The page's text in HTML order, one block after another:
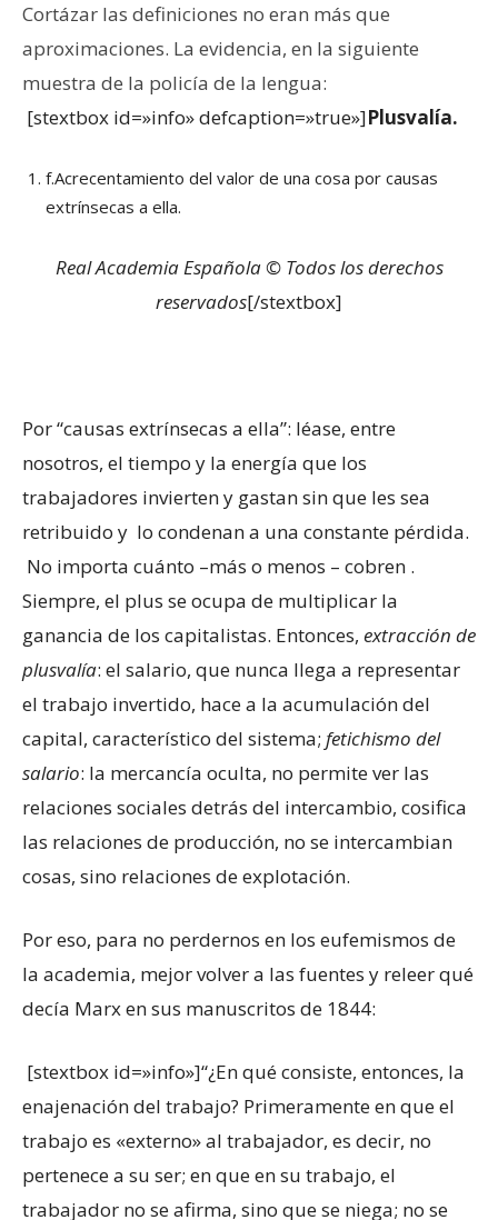
Cortázar las definiciones no eran más que
aproximaciones. La evidencia, en la siguiente
muestra de la policía de la lengua:
[stextbox id=»info» defcaption=»true»]Plusvalía.
f.Acrecentamiento del valor de una cosa por causas
extrínsecas a ella.
Real Academia Española © Todos los derechos
reservados[/stextbox]
Por “causas extrínsecas a ella”: léase, entre
nosotros, el tiempo y la energía que los
trabajadores invierten y gastan sin que les sea
retribuido y lo condenan a una constante pérdida.
No importa cuánto –más o menos – cobren .
Siempre, el plus se ocupa de multiplicar la
ganancia de los capitalistas. Entonces, extracción de
plusvalía: el salario, que nunca llega a representar
el trabajo invertido, hace a la acumulación del
capital, característico del sistema; fetichismo del
salario: la mercancía oculta, no permite ver las
relaciones sociales detrás del intercambio, cosifica
las relaciones de producción, no se intercambian
cosas, sino relaciones de explotación.
Por eso, para no perdernos en los eufemismos de
la academia, mejor volver a las fuentes y releer qué
decía Marx en sus manuscritos de 1844:
[stextbox id=»info»]“¿En qué consiste, entonces, la
enajenación del trabajo? Primeramente en que el
trabajo es «externo» al trabajador, es decir, no
pertenece a su ser; en que en su trabajo, el
trabajador no se afirma, sino que se niega; no se